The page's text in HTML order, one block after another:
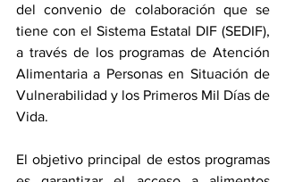
del convenio de colaboración que se
tiene con el Sistema Estatal DIF (SEDIF),
a través de los programas de Atención
Alimentaria a Personas en Situación de
Vulnerabilidad y los Primeros Mil Días de
Vida.
El objetivo principal de estos programas